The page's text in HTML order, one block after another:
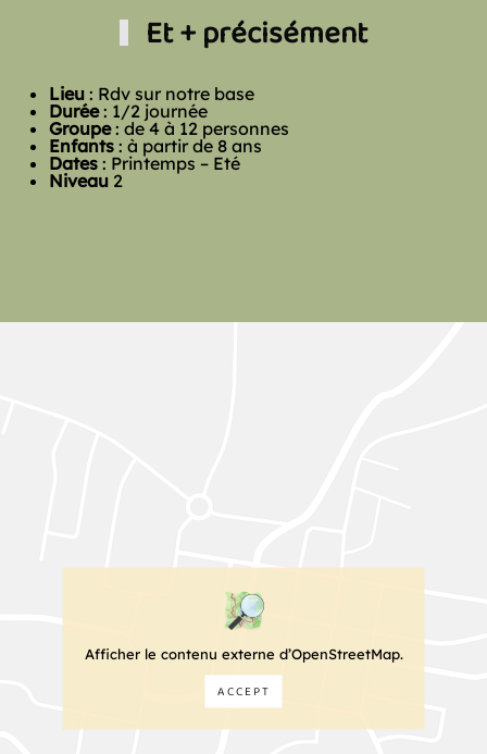
Et + précisément
Lieu : Rdv sur notre base
Durée: 1/2 journée
Groupe: de 4 à 12 personnes
Enfants : à partir de 8 ans
Dates : Printemps – Eté
Niveau 2
Afficher le contenu externe d’OpenStreetMap.
ACCEPT